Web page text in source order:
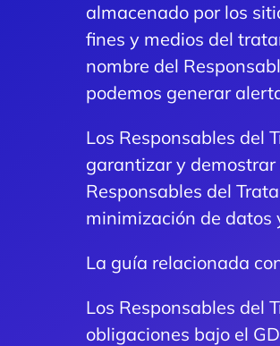
almacenado por los
fines y medios del
nombre del
podemos generar
Los Responsables del
garantizar y
Responsables del
minimización de datos
La guía relacionada
Los Responsables del
obligaciones bajo el